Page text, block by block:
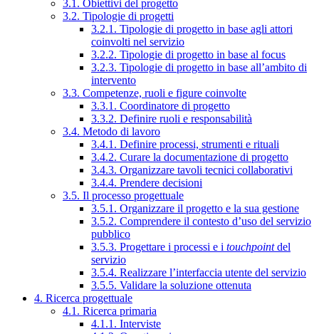
3.1. Obiettivi del progetto
3.2. Tipologie di progetti
3.2.1. Tipologie di progetto in base agli attori
coinvolti nel servizio
3.2.2. Tipologie di progetto in base al focus
3.2.3. Tipologie di progetto in base all’ambito di
intervento
3.3. Competenze, ruoli e figure coinvolte
3.3.1. Coordinatore di progetto
3.3.2. Definire ruoli e responsabilità
3.4. Metodo di lavoro
3.4.1. Definire processi, strumenti e rituali
3.4.2. Curare la documentazione di progetto
3.4.3. Organizzare tavoli tecnici collaborativi
3.4.4. Prendere decisioni
3.5. Il processo progettuale
3.5.1. Organizzare il progetto e la sua gestione
3.5.2. Comprendere il contesto d’uso del servizio
pubblico
3.5.3. Progettare i processi e i touchpointdel
servizio
3.5.4. Realizzare l’interfaccia utente del servizio
3.5.5. Validare la soluzione ottenuta
4. Ricerca progettuale
4.1. Ricerca primaria
4.1.1. Interviste